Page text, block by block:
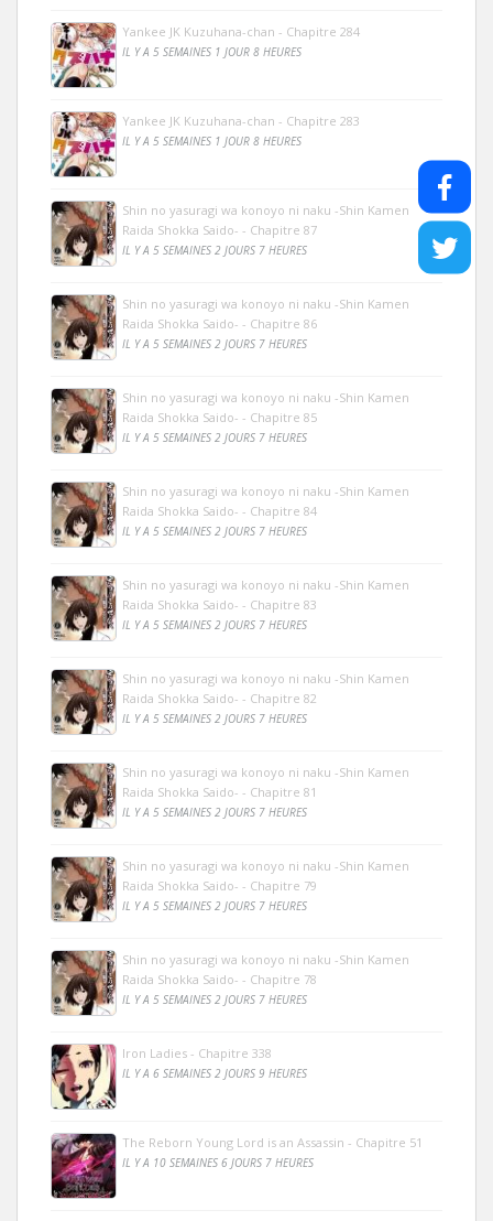
Yankee JK Kuzuhana-chan - Chapitre 284
IL Y A 5 SEMAINES 1 JOUR 8 HEURES
Yankee JK Kuzuhana-chan - Chapitre 283
IL Y A 5 SEMAINES 1 JOUR 8 HEURES
Shin no yasuragi wa konoyo ni naku -Shin Kamen
Raida Shokka Saido- - Chapitre 87
IL Y A 5 SEMAINES 2 JOURS 7 HEURES
Shin no yasuragi wa konoyo ni naku -Shin Kamen
Raida Shokka Saido- - Chapitre 86
IL Y A 5 SEMAINES 2 JOURS 7 HEURES
Shin no yasuragi wa konoyo ni naku -Shin Kamen
Raida Shokka Saido- - Chapitre 85
IL Y A 5 SEMAINES 2 JOURS 7 HEURES
Shin no yasuragi wa konoyo ni naku -Shin Kamen
Raida Shokka Saido- - Chapitre 84
IL Y A 5 SEMAINES 2 JOURS 7 HEURES
Shin no yasuragi wa konoyo ni naku -Shin Kamen
Raida Shokka Saido- - Chapitre 83
IL Y A 5 SEMAINES 2 JOURS 7 HEURES
Shin no yasuragi wa konoyo ni naku -Shin Kamen
Raida Shokka Saido- - Chapitre 82
IL Y A 5 SEMAINES 2 JOURS 7 HEURES
Shin no yasuragi wa konoyo ni naku -Shin Kamen
Raida Shokka Saido- - Chapitre 81
IL Y A 5 SEMAINES 2 JOURS 7 HEURES
Shin no yasuragi wa konoyo ni naku -Shin Kamen
Raida Shokka Saido- - Chapitre 79
IL Y A 5 SEMAINES 2 JOURS 7 HEURES
Shin no yasuragi wa konoyo ni naku -Shin Kamen
Raida Shokka Saido- - Chapitre 78
IL Y A 5 SEMAINES 2 JOURS 7 HEURES
Iron Ladies - Chapitre 338
IL Y A 6 SEMAINES 2 JOURS 9 HEURES
The Reborn Young Lord is an Assassin - Chapitre 51
IL Y A 10 SEMAINES 6 JOURS 7 HEURES